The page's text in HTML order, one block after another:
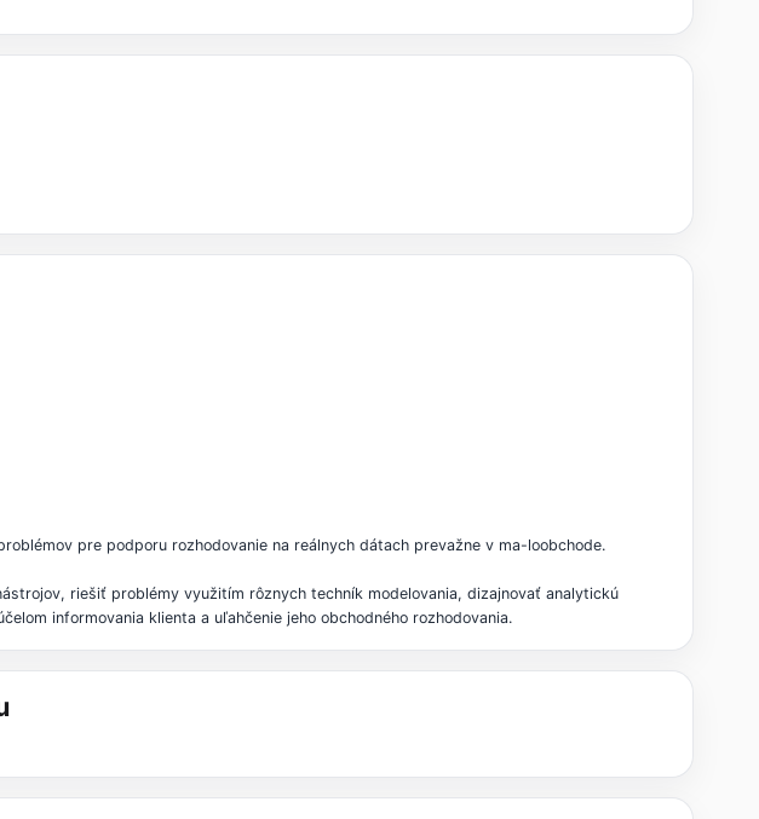
pre podporu rozhodovanie na reálnych dátach prevažne v ma-loobchode.
riešiť problémy využitím rôznych techník modelovania, dizajnovať analytickú
informovania klienta a uľahčenie jeho obchodného rozhodovania.